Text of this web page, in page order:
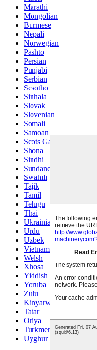
Marathi
Mongolian
Burmese
Nepali
Norwegian
Pashto
Persian
Punjabi
Serbian
Sesotho
Sinhala
Slovak
Slovenian
Somali
Samoan
Scots Gaelic
Shona
Sindhi
Sundanese
Swahili
Tajik
Tamil
Telugu
Thai
Ukrainian
Urdu
Uzbek
Vietnamese
Welsh
Xhosa
Yiddish
Yoruba
Zulu
Kinyarwanda
Tatar
Oriya
Turkmen
Uyghur